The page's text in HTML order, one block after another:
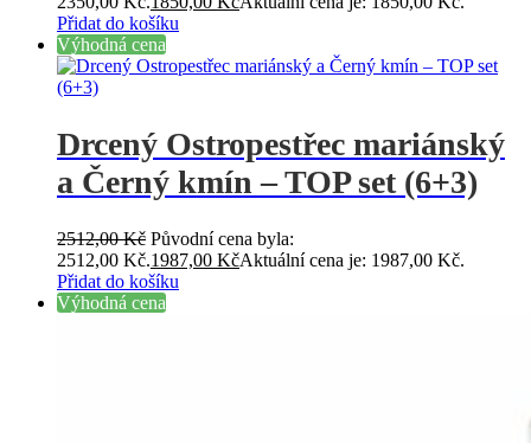
Přidat do košíku
Výhodná cena
Drcený Ostropestřec mariánský
a Černý kmín – TOP set (6+3)
2512,00Kč Původní cena byla:
2512,00 Kč.1987,00 KčAktuální cena je: 1987,00 Kč.
Přidat do košíku
Výhodná cena